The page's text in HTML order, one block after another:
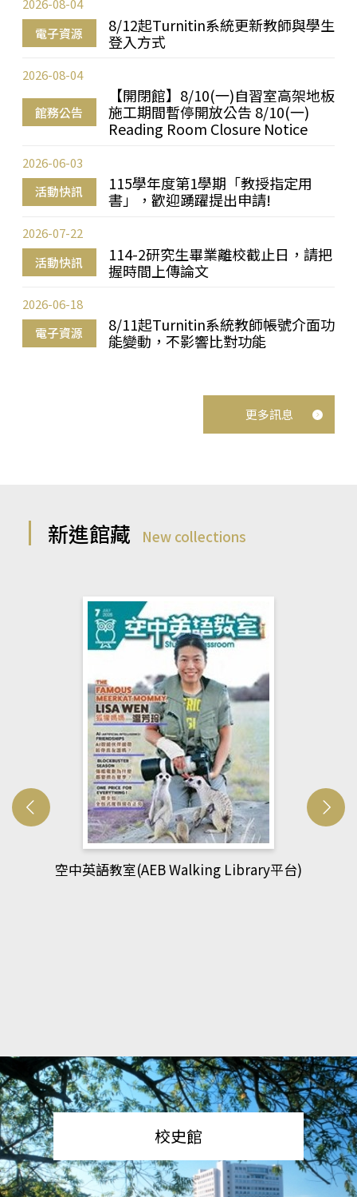
電子資源
8/12起Turnitin系統更新教師與學生
登入方式
2026-08-04
館務公告
【開閉館】8/10(一)自習室高架地板
施工期間暫停開放公告 8/10(一)
Reading Room Closure Notice
2026-08-04
活動快訊
115學年度第1學期「教授指定用
書」，歡迎踴躍提出申請!
2026-06-03
活動快訊
114-2研究生畢業離校截止日，請把
握時間上傳論文
2026-07-22
電子資源
8/11起Turnitin系統教師帳號介面功
能變動，不影響比對功能
2026-06-18
更多訊息
新進館藏 New collections
網管人(kono平台)
校史館